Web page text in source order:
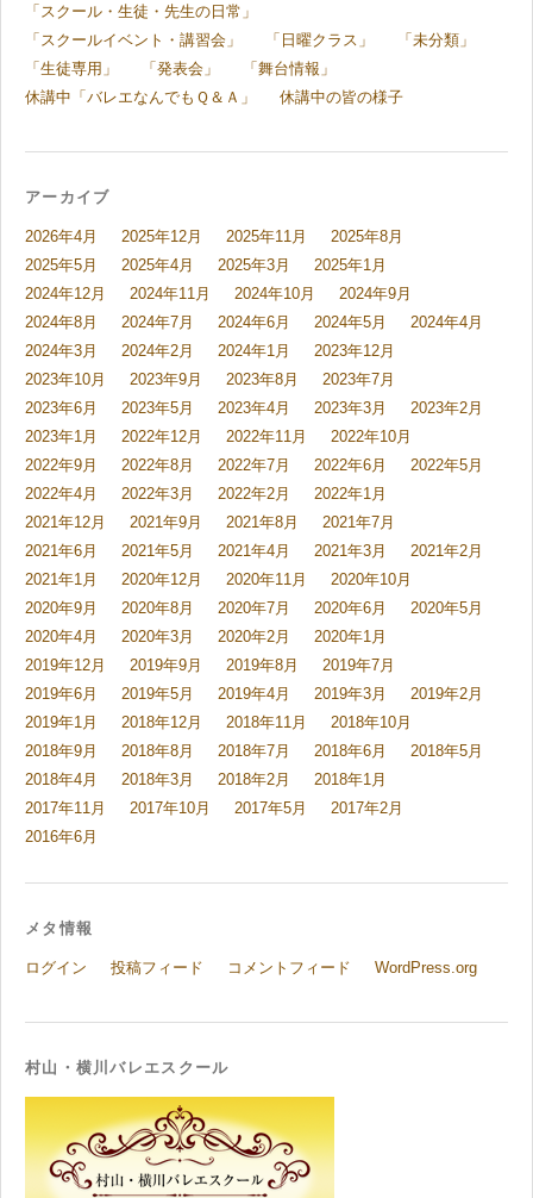
「スクール・生徒・先生の日常」
「スクールイベント・講習会」
「日曜クラス」
「未分類」
「生徒専用」
「発表会」
「舞台情報」
休講中「バレエなんでもＱ＆Ａ」
休講中の皆の様子
アーカイブ
2026年4月 2025年12月 2025年11月
2025年8月
2025年5月
2025年4月 2025年3月
2025年1月
2024年12月
2024年11月 2024年10月
2024年9月
2024年8月
2024年7月 2024年6月 2024年5月
2024年4月
2024年3月
2024年2月 2024年1月
2023年12月
2023年10月
2023年9月 2023年8月
2023年7月
2023年6月
2023年5月 2023年4月 2023年3月
2023年2月
2023年1月
2022年12月 2022年11月
2022年10月
2022年9月
2022年8月 2022年7月 2022年6月
2022年5月
2022年4月
2022年3月 2022年2月
2022年1月
2021年12月
2021年9月 2021年8月
2021年7月
2021年6月
2021年5月 2021年4月 2021年3月
2021年2月
2021年1月
2020年12月 2020年11月
2020年10月
2020年9月
2020年8月 2020年7月 2020年6月
2020年5月
2020年4月
2020年3月 2020年2月
2020年1月
2019年12月
2019年9月 2019年8月
2019年7月
2019年6月
2019年5月 2019年4月 2019年3月
2019年2月
2019年1月
2018年12月 2018年11月
2018年10月
2018年9月
2018年8月 2018年7月 2018年6月
2018年5月
2018年4月
2018年3月 2018年2月
2018年1月
2017年11月
2017年10月 2017年5月
2017年2月
2016年6月
メタ情報
ログイン 投稿フィード コメントフィード WordPress.org
村山・横川バレエスクール